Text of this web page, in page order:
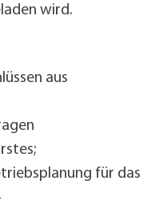
wird.
aus
für das